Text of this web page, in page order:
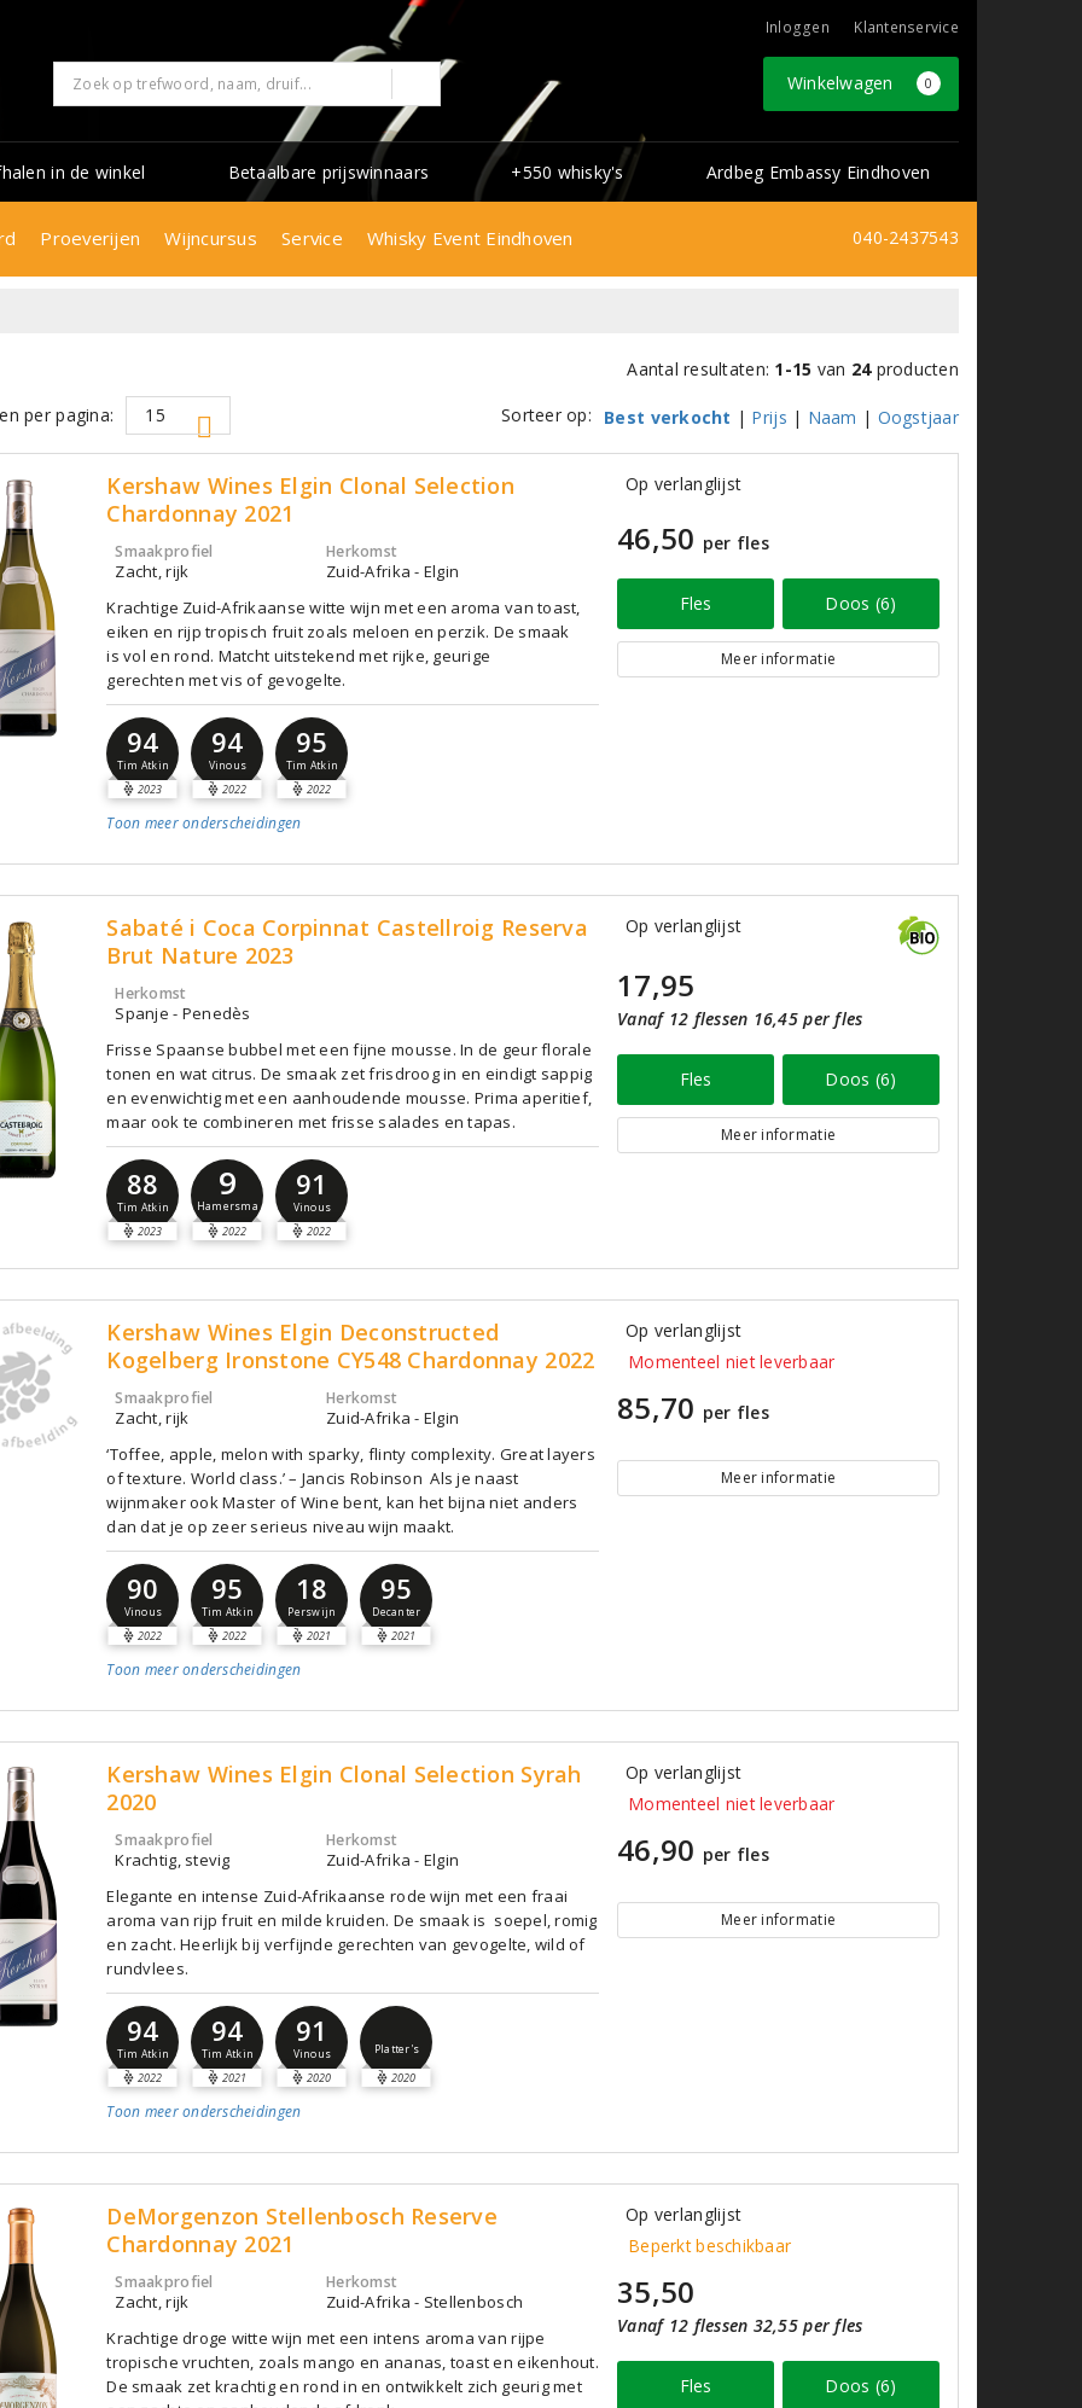
Inloggen Klantenservice
Winkelwagen 0
in de winkel Betaalbare prijswinnaars +550 whisky's Ardbeg Embassy Eindhoven
Proeverijen Wijncursus Service Whisky Event Eindhoven 040-2437543
Aantal resultaten: 1-15 van 24producten
per pagina:
Sorteer op: Best verkocht | Prijs | Naam | Oogstjaar
Kershaw Wines Elgin Clonal Selection
Chardonnay 2021
Smaakprofiel
Zacht, rijk
Herkomst
Zuid-Afrika - Elgin
Krachtige Zuid-Afrikaanse witte wijn met een aroma van toast,
eiken en rijp tropisch fruit zoals meloen en perzik. De smaak
is vol en rond. Matcht uitstekend met rijke, geurige
gerechten met vis of gevogelte.
94
Tim Atkin
2023
94
Vinous
2022
95
Tim Atkin
2022
Toon meeronderscheidingen
Op verlanglijst
46,50 per fles
Fles Doos (6)
Meer informatie
Sabaté i Coca Corpinnat Castellroig Reserva
Brut Nature 2023
Herkomst
Spanje - Penedès
Frisse Spaanse bubbel met een fijne mousse. In de geur florale
tonen en wat citrus. De smaak zet frisdroog in en eindigt sappig
en evenwichtig met een aanhoudende mousse. Prima aperitief,
maar ook te combineren met frisse salades en tapas.
88
Tim Atkin
2023
9
Hamersma
2022
91
Vinous
2022
Op verlanglijst
17,95
Vanaf 12 flessen 16,45 per fles
Fles Doos (6)
Meer informatie
Kershaw Wines Elgin Deconstructed
Kogelberg Ironstone CY548 Chardonnay 2022
Smaakprofiel
Zacht, rijk
Herkomst
Zuid-Afrika - Elgin
‘Toffee, apple, melon with sparky, flinty complexity. Great layers
of texture. World class.’ – Jancis Robinson Als je naast
wijnmaker ook Master of Wine bent, kan het bijna niet anders
dan dat je op zeer serieus niveau wijn maakt.
90
Vinous
2022
95
Tim Atkin
2022
18
Perswijn
2021
95
Decanter
2021
Toon meeronderscheidingen
Op verlanglijst
Momenteel niet leverbaar
85,70 per fles
Meer informatie
Kershaw Wines Elgin Clonal Selection Syrah
2020
Smaakprofiel
Krachtig, stevig
Herkomst
Zuid-Afrika - Elgin
Elegante en intense Zuid-Afrikaanse rode wijn met een fraai
aroma van rijp fruit en milde kruiden. De smaak is soepel, romig
en zacht. Heerlijk bij verfijnde gerechten van gevogelte, wild of
rundvlees.
94
Tim Atkin
2022
94
Tim Atkin
2021
91
Vinous
2020
Platter's
2020
Toon meeronderscheidingen
Op verlanglijst
Momenteel niet leverbaar
46,90 per fles
Meer informatie
DeMorgenzon Stellenbosch Reserve
Chardonnay 2021
Smaakprofiel
Zacht, rijk
Herkomst
Zuid-Afrika - Stellenbosch
Krachtige droge witte wijn met een intens aroma van rijpe
tropische vruchten, zoals mango en ananas, toast en eikenhout.
De smaak zet krachtig en rond in en ontwikkelt zich geurig met
Op verlanglijst
Beperkt beschikbaar
35,50
Vanaf 12 flessen 32,55 per fles
Fles Doos (6)